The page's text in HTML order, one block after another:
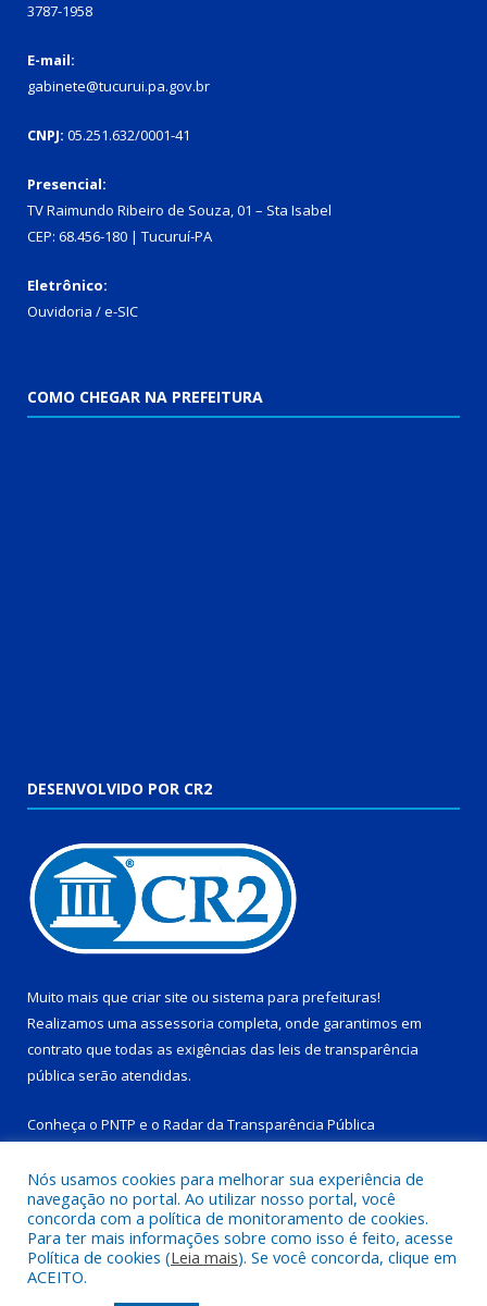
3787-1958
E-mail:
gabinete@tucurui.pa.gov.br
CNPJ: 05.251.632/0001-41
Presencial:
TV Raimundo Ribeiro de Souza, 01 – Sta Isabel
CEP: 68.456-180 | Tucuruí-PA
Eletrônico:
Ouvidoria /e-SIC
COMO CHEGAR NA PREFEITURA
DESENVOLVIDO POR CR2
Muito mais que criar site ou sistema para prefeituras!
Realizamos uma assessoria completa, onde garantimos em
contrato que todas as exigências das leis de transparência
pública serão atendidas.
Conheça o PNTP e o Radar da Transparência Pública
Todos os direitos reservados a Prefeitura Municipal de Tucuruí-
PA.
Nós usamos cookies para melhorar sua experiência de
navegação no portal. Ao utilizar nosso portal, você
concorda com a política de monitoramento de cookies.
Para ter mais informações sobre como isso é feito, acesse
Política de cookies (Leia mais). Se você concorda, clique em
ACEITO.